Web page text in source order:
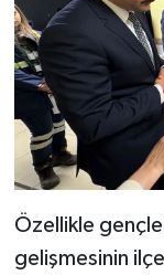
Özellikle
gelişmesinin